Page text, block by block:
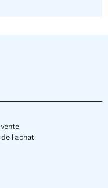
l'achat